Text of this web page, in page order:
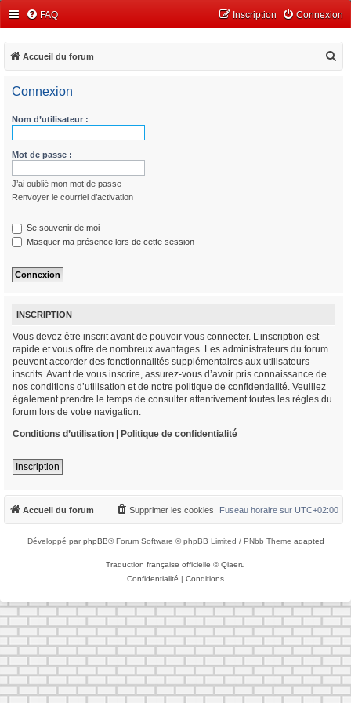
FAQ Connexion
Inscription
Accueil du forum
Connexion
Nom d’utilisateur :
Mot de passe :
J’ai oublié mon mot de passe
Renvoyer le courriel d’activation
Se souvenir de moi
Masquer ma présence lors de cette session
INSCRIPTION
Vous devez être inscrit avant de pouvoir vous connecter. L’inscription est
rapide et vous offre de nombreux avantages. Les administrateurs du forum
peuvent accorder des fonctionnalités supplémentaires aux utilisateurs
inscrits. Avant de vous inscrire, assurez-vous d’avoir pris connaissance de
nos conditions d’utilisation et de notre politique de confidentialité. Veuillez
également prendre le temps de consulter attentivement toutes les règles du
forum lors de votre navigation.
Conditions d’utilisation | Politique de confidentialité
Inscription
Accueil du forum Fuseau horaire sur UTC+02:00
Supprimer les cookies
Développé parphpBB® Forum Software © phpBB Limited / PNbb Theme adapted
Traduction française officielle ©Qiaeru
Confidentialité | Conditions